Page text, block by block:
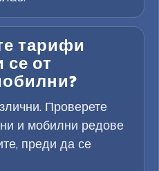
тарифи
се от
Проверете
и мобилни редове
преди да се